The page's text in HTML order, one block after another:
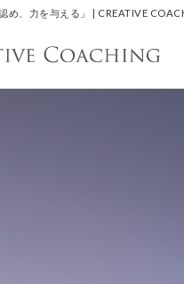
認め、力を与える」 | CREATIVE